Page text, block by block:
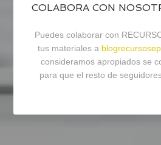
COLABORA CON
Puedes colaborar con
tus materiales a
consideramos apropiados se
para que el resto de